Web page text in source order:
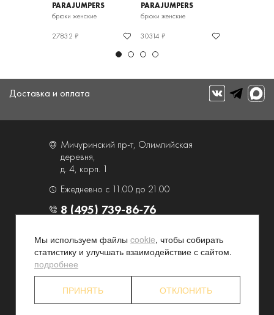
PARAJUMPERS
брюки женские
27832 ₽
PARAJUMPERS
брюки женские
30314 ₽
Доставка и оплата
Мичуринский пр-т, Олимпийская
деревня,
д. 4, корп. 1
Ежедневно с 11.00 до 21.00
8 (495) 739-86-76
О компании
Услуги
Контакты и схема проезда
Наши преимущества
Партнерские программы
Конфиденциальность
Акционерам
Мы используем файлы cookie, чтобы собирать
статистику и улучшать взаимодействие с сайтом.
подробнее
ПРИНЯТЬ ОТКЛОНИТЬ